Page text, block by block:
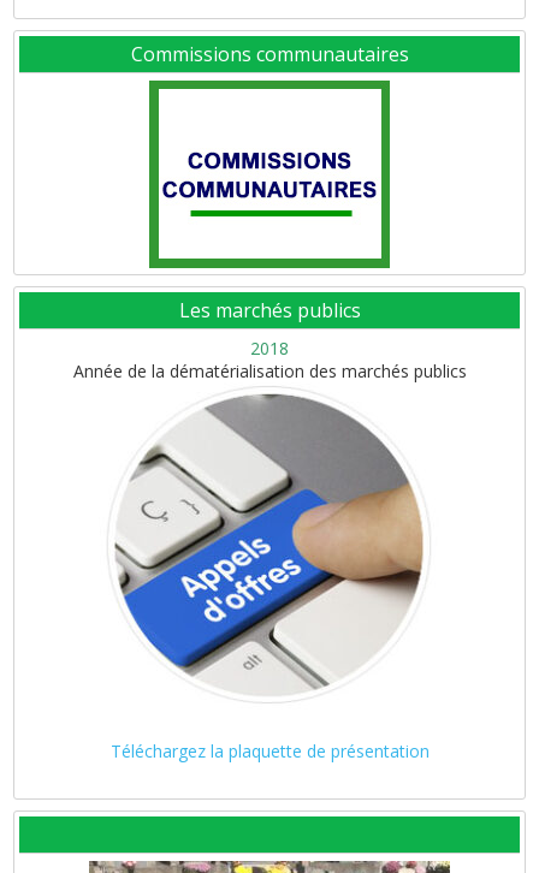
Commissions communautaires
Les marchés publics
2018
Année de la dématérialisation des marchés publics
Téléchargez la plaquette de présentation